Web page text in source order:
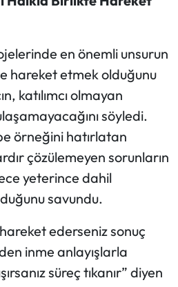
en önemli unsurun
hareket etmek olduğunu
katılımcı olmayan
söyledi.
örneğini hatırlatan
çözülemeyen sorunların
yeterince dahil
savundu.
ederseniz sonuç
inme anlayışlarla
süreç tıkanır” diyen